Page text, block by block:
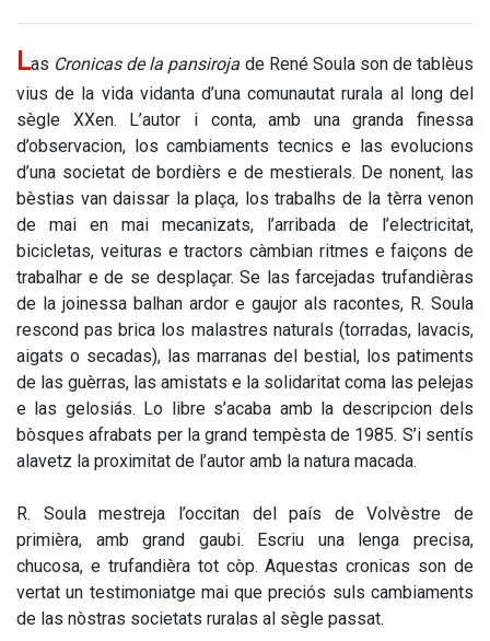
Las Cronicas de la pansiroja de René Soula son de tablèus
vius de la vida vidanta d’una comunautat rurala al long del
sègle XXen. L’autor i conta, amb una granda finessa
d’observacion, los cambiaments tecnics e las evolucions
d’una societat de bordièrs e de mestierals. De nonent, las
bèstias van daissar la plaça, los trabalhs de la tèrra venon
de mai en mai mecanizats, l’arribada de l’electricitat,
bicicletas, veituras e tractors càmbian ritmes e faiçons de
trabalhar e de se desplaçar. Se las farcejadas trufandièras
de la joinessa balhan ardor e gaujor als racontes, R. Soula
rescond pas brica los malastres naturals (torradas, lavacis,
aigats o secadas), las marranas del bestial, los patiments
de las guèrras, las amistats e la solidaritat coma las pelejas
e las gelosiás. Lo libre s’acaba amb la descripcion dels
bòsques afrabats per la grand tempèsta de 1985. S’i sentís
alavetz la proximitat de l’autor amb la natura macada.
R. Soula mestreja l’occitan del país de Volvèstre de
primièra, amb grand gaubi. Escriu una lenga precisa,
chucosa, e trufandièra tot còp. Aquestas cronicas son de
vertat un testimoniatge mai que preciós suls cambiaments
de las nòstras societats ruralas al sègle passat.